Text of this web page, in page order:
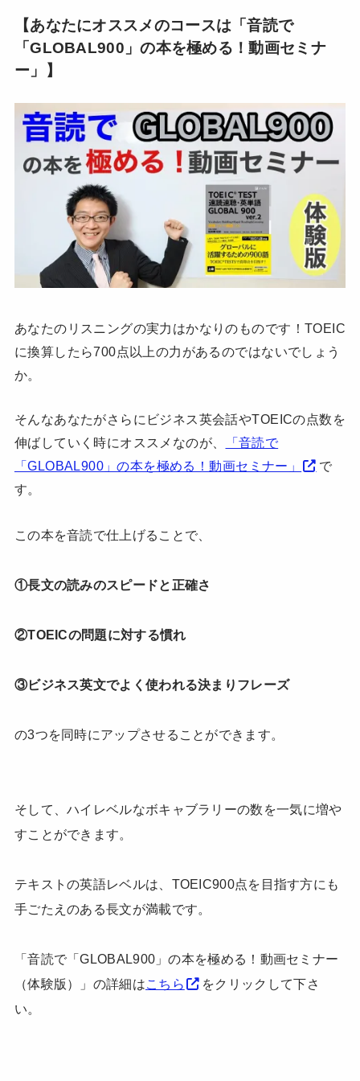
【あなたにオススメのコースは「音読で
「GLOBAL900」の本を極める！動画セミナ
ー」】
あなたのリスニングの実力はかなりのものです！TOEIC
に換算したら700点以上の力があるのではないでしょう
か。
そんなあなたがさらにビジネス英会話やTOEICの点数を
伸ばしていく時にオススメなのが、
「音読で
「GLOBAL900」の本を極める！動画セミナー」
で
す。
この本を音読で仕上げることで、
①長文の読みのスピードと正確さ
②TOEICの問題に対する慣れ
③ビジネス英文でよく使われる決まりフレーズ
の3つを同時にアップさせることができます。
そして、ハイレベルなボキャブラリーの数を一気に増や
すことができます。
テキストの英語レベルは、TOEIC900点を目指す方にも
手ごたえのある長文が満載です。
「音読で「GLOBAL900」の本を極める！動画セミナー
（体験版）」の詳細は こちら
をクリックして下さ
い。